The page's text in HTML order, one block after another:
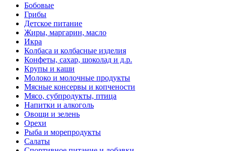
Бобовые
Грибы
Детское питание
Жиры, маргарин, масло
Икра
Колбаса и колбасные изделия
Конфеты, сахар, шоколад и д.р.
Крупы и каши
Молоко и молочные продукты
Мясные консервы и копчености
Мясо, субпродукты, птица
Напитки и алкоголь
Овощи и зелень
Орехи
Рыба и морепродукты
Салаты